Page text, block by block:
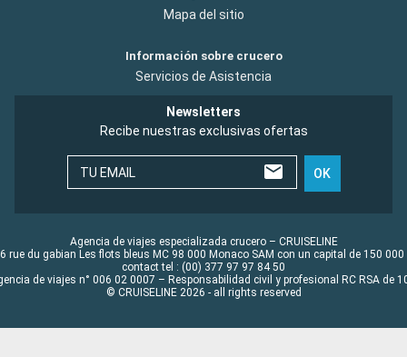
Mapa del sitio
Información sobre crucero
Servicios de Asistencia
Newsletters
Recibe nuestras exclusivas ofertas
TU EMAIL OK
Agencia de viajes especializada crucero – CRUISELINE
rue du gabian Les flots bleus MC 98 000 Monaco SAM con un capital de 150 000
contact tel : (00) 377 97 97 84 50
de viajes n° 006 02 0007 – Responsabilidad civil y profesional RC RSA de
© CRUISELINE 2026 - all rights reserved